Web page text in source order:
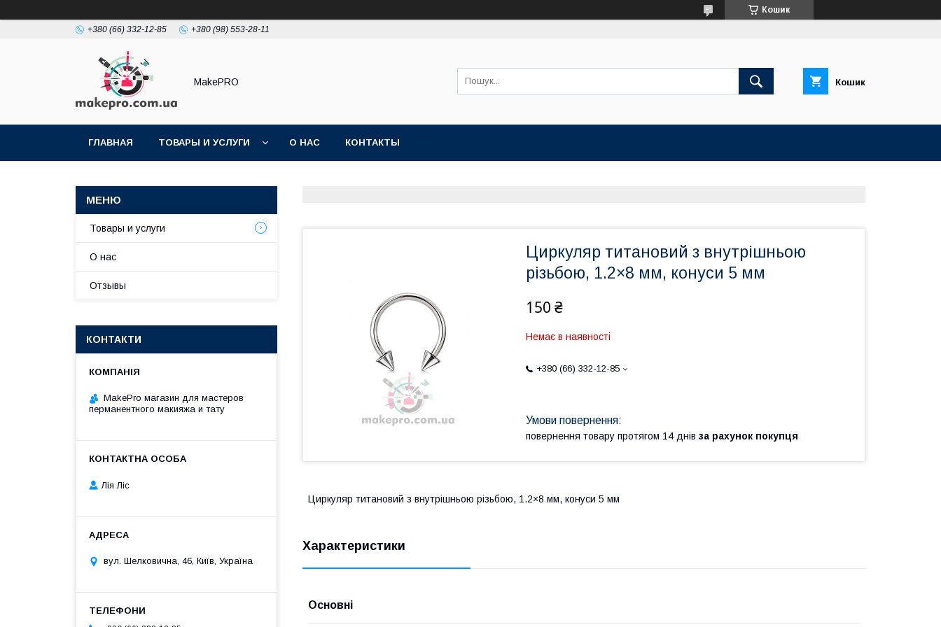
Кошик
+380 (66) 332-12-85 +380 (98) 553-28-11
MakePRO Кошик
ГЛАВНАЯ ТОВАРЫ И УСЛУГИ О НАС КОНТАКТЫ
Циркуляр титановий з внутрішньою
різьбою, 1.2×8 мм, конуси 5 мм
150 ₴
Немає в наявності
+380 (66) 332-12-85
повернення товару протягом 14 днів за рахунок покупця
Циркуляр титановий з внутрішньою різьбою, 1.2×8 мм, конуси 5 мм
Характеристики
Основні
Товары и услуги
О нас
Отзывы
КОНТАКТИ
MakePro магазин для мастеров
перманентного макияжа и тату
Лія Ліс
вул. Шелковична, 46, Київ, Україна